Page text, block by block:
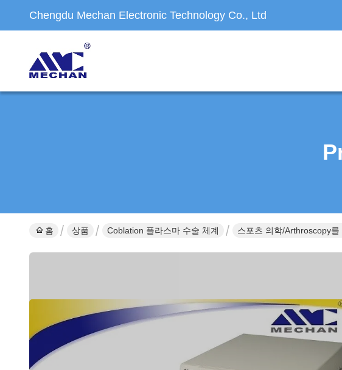
Chengdu Mechan Electronic Technology Co., Ltd
홈 상품 Coblation 플라스마 수술 체계 스포츠 의학/Arthroscopy